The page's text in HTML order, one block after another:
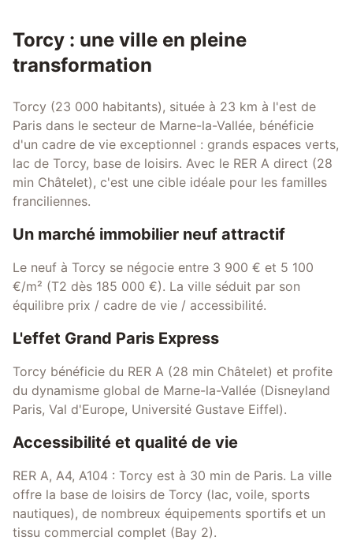
Torcy : une ville en pleine
transformation
Torcy (23 000 habitants), située à 23 km à l'est de
Paris dans le secteur de Marne-la-Vallée, bénéficie
d'un cadre de vie exceptionnel : grands espaces verts,
lac de Torcy, base de loisirs. Avec le RER A direct (28
min Châtelet), c'est une cible idéale pour les familles
franciliennes.
Un marché immobilier neuf attractif
Le neuf à Torcy se négocie entre 3 900 € et 5 100
€/m² (T2 dès 185 000 €). La ville séduit par son
équilibre prix / cadre de vie / accessibilité.
L'effet Grand Paris Express
Torcy bénéficie du RER A (28 min Châtelet) et profite
du dynamisme global de Marne-la-Vallée (Disneyland
Paris, Val d'Europe, Université Gustave Eiffel).
Accessibilité et qualité de vie
RER A, A4, A104 : Torcy est à 30 min de Paris. La ville
offre la base de loisirs de Torcy (lac, voile, sports
nautiques), de nombreux équipements sportifs et un
tissu commercial complet (Bay 2).